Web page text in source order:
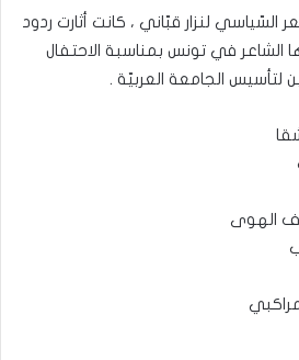
لنزار قبّاني ، كانت أثارت ردود
الشاعر في تونس بمناسبة الاحتفال
لتأسيس الجامعة العربيّة .
الهوى